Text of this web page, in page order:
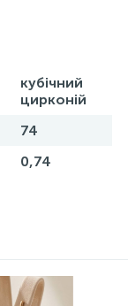
кубічний
цирконій
74
0,74